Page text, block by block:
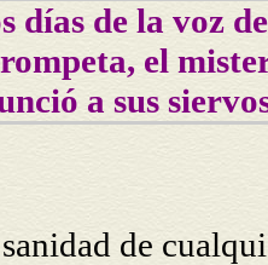
días de la voz
el
a sus
de